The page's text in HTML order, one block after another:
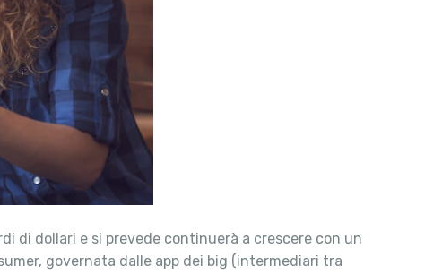
di dollari e si prevede continuerà a crescere con un
governata dalle app dei big (intermediari tra